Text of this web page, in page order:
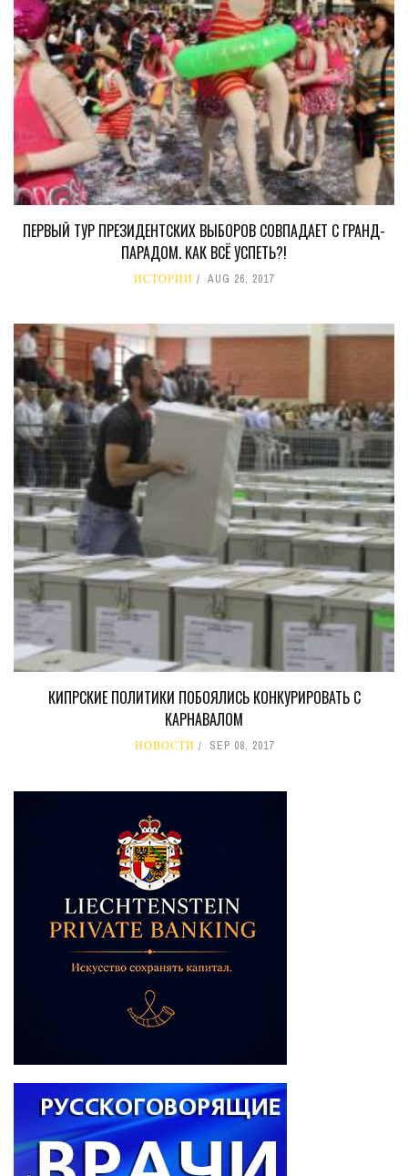
ПЕРВЫЙ ТУР ПРЕЗИДЕНТСКИХ ВЫБОРОВ СОВПАДАЕТ С ГРАНД-
ПАРАДОМ. КАК ВСЁ УСПЕТЬ?!
ИСТОРИИ AUG 26, 2017
КИПРСКИЕ ПОЛИТИКИ ПОБОЯЛИСЬ КОНКУРИРОВАТЬ С
КАРНАВАЛОМ
НОВОСТИ SEP 08, 2017